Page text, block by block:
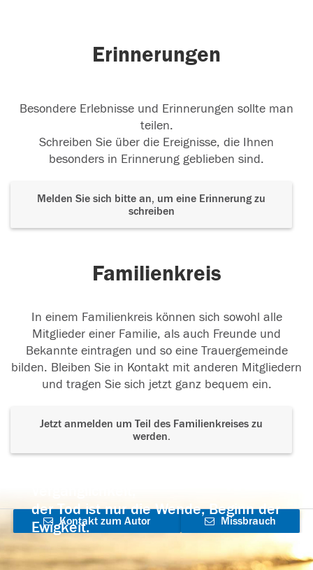
Erinnerungen
Besondere Erlebnisse und Erinnerungen sollte man
teilen.
Schreiben Sie über die Ereignisse, die Ihnen
besonders in Erinnerung geblieben sind.
Melden Sie sich bitte an, um eine Erinnerung zu
schreiben
Familienkreis
In einem Familienkreis können sich sowohl alle
Mitglieder einer Familie, als auch Freunde und
Bekannte eintragen und so eine Trauergemeinde
bilden. Bleiben Sie in Kontakt mit anderen Mitgliedern
und tragen Sie sich jetzt ganz bequem ein.
Jetzt anmelden um Teil des Familienkreises zu
werden.
der Tod ist nur die Wende, Beginn der
Ewigkeit.
Kontakt zum Autor
aufnehmen
Missbrauch